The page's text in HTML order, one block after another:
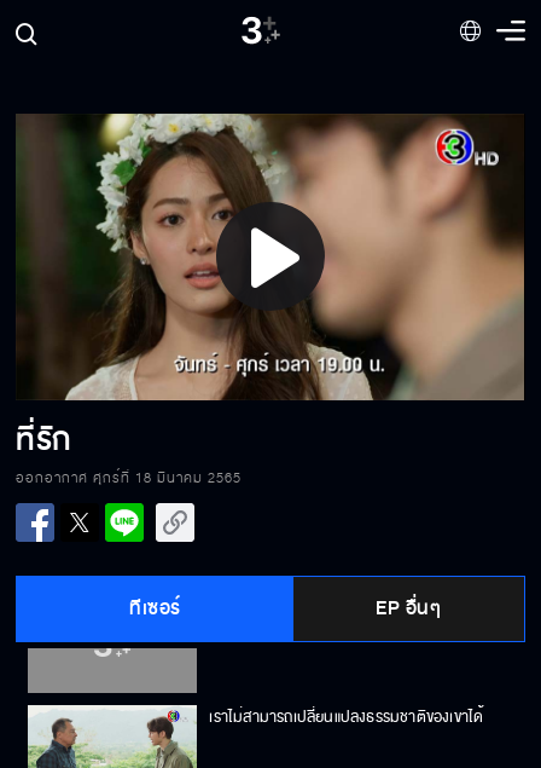
Play
Video
ที่รัก
ออกอากาศ ศุกร์ที่ 18 มีนาคม 2565
ทีเซอร์ EP อื่นๆ
ที่รักจะอยู่กับเราได้นานแค่ไหน
ชื่อที่รัก
สอนใช้ชีวิตแบบมนุษย์
เราไม่สามารถเปลี่ยนแปลงธรรมชาติของเขาได้